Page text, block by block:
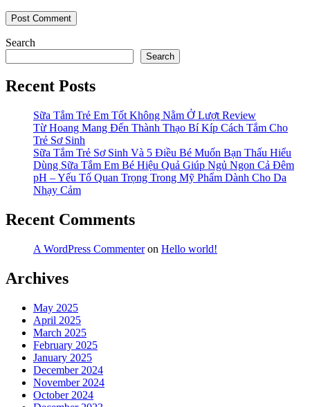
Search
Search
Recent Posts
Sữa Tắm Trẻ Em Tốt Không Nằm Ở Lượt Review
Từ Hoang Mang Đến Thành Thạo Bí Kíp Cách Tắm Cho
Trẻ Sơ Sinh
Sữa Tắm Trẻ Sơ Sinh Và 5 Điều Bé Muốn Bạn Thấu Hiểu
Dùng Sữa Tắm Em Bé Hiệu Quả Giúp Ngủ Ngon Cả Đêm
pH – Yếu Tố Quan Trọng Trong Mỹ Phẩm Dành Cho Da
Nhạy Cảm
Recent Comments
A WordPress Commenteron Hello world!
Archives
May 2025
April 2025
March 2025
February 2025
January 2025
December 2024
November 2024
October 2024